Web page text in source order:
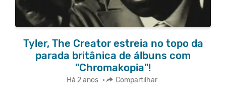
Tyler, The Creator estreia no topo da
parada britânica de álbuns com
"Chromakopia"!
Há 2 anos • Compartilhar